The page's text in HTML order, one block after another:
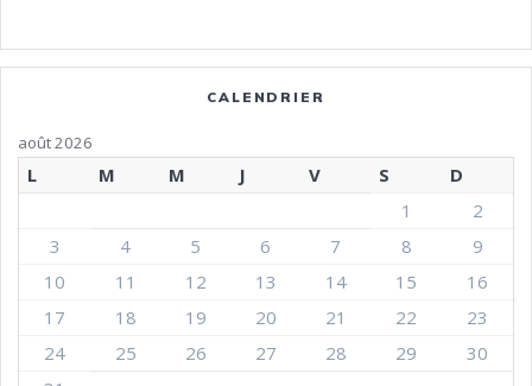
CALENDRIER
août 2026
L M M J V S
D
1
2
3
4 5 6 7 8
9
10
11 12 13 14 15
16
17
18 19 20 21 22
23
24
25 26 27 28 29
30